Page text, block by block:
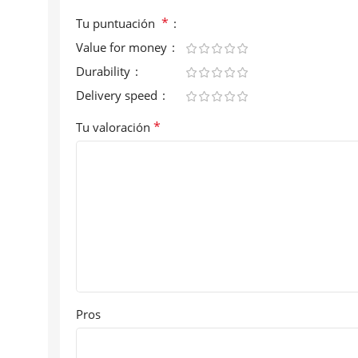
Tu puntuación *
Value for money
Durability
Delivery speed
Tu valoración *
Pros